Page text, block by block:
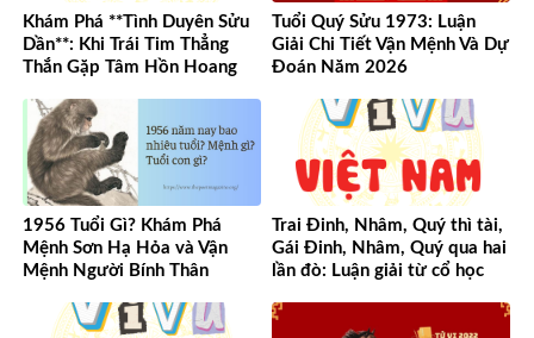
Khám Phá **Tình Duyên Sửu
Dần**: Khi Trái Tim Thẳng
Thắn Gặp Tâm Hồn Hoang
Tuổi Quý Sửu 1973: Luận
Giải Chi Tiết Vận Mệnh Và Dự
Đoán Năm 2026
1956 Tuổi Gì? Khám Phá
Mệnh Sơn Hạ Hỏa và Vận
Mệnh Người Bính Thân
Trai Đinh, Nhâm, Quý thì tài,
Gái Đinh, Nhâm, Quý qua hai
lần đò: Luận giải từ cổ học